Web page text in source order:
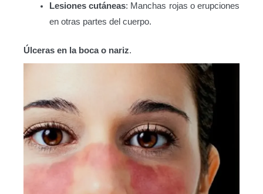
Lesiones cutáneas: Manchas rojas o erupciones
en otras partes del cuerpo.
Úlceras en la boca o nariz.